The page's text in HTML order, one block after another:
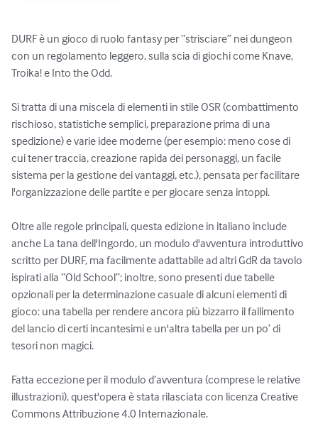
DURF è un gioco di ruolo fantasy per “strisciare” nei dungeon
con un regolamento leggero, sulla scia di giochi come Knave,
Troika! e Into the Odd.
Si tratta di una miscela di elementi in stile OSR (combattimento
rischioso, statistiche semplici, preparazione prima di una
spedizione) e varie idee moderne (per esempio: meno cose di
cui tener traccia, creazione rapida dei personaggi, un facile
sistema per la gestione dei vantaggi, etc.), pensata per facilitare
l'organizzazione delle partite e per giocare senza intoppi.
Oltre alle regole principali, questa edizione in italiano include
anche La tana dell'Ingordo, un modulo d'avventura introduttivo
scritto per DURF, ma facilmente adattabile ad altri GdR da tavolo
ispirati alla “Old School”; inoltre, sono presenti due tabelle
opzionali per la determinazione casuale di alcuni elementi di
gioco: una tabella per rendere ancora più bizzarro il fallimento
del lancio di certi incantesimi e un'altra tabella per un po’ di
tesori non magici.
Fatta eccezione per il modulo d’avventura (comprese le relative
illustrazioni), quest'opera è stata rilasciata con licenza Creative
Commons Attribuzione 4.0 Internazionale.